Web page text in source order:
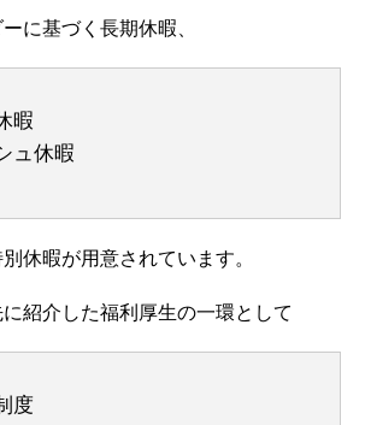
に基づく長期休暇、
暇
ュ休暇
休暇が用意されています。
紹介した福利厚生の一環として
度